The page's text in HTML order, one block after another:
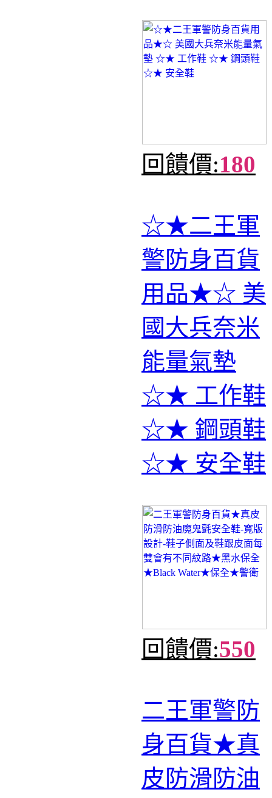
回饋價:180
☆★二王軍
警防身百貨
用品★☆ 美
國大兵奈米
能量氣墊
☆★ 工作鞋
☆★ 鋼頭鞋
☆★ 安全鞋
回饋價:550
二王軍警防
身百貨★真
皮防滑防油